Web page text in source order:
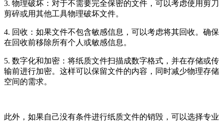
3. 物理破坏：对于不需要完全保密的文件，可以考虑使用剪刀
剪碎或用其他工具物理破坏文件。
4. 回收：如果文件不包含敏感信息，可以考虑将其回收。确保
在回收前移除所有个人或敏感信息。
5. 数字化和加密：将纸质文件扫描成数字格式，并在存储或传
输前进行加密。这样可以保留文件的内容，同时减少物理存储
空间的需求。
此外，如果自己没有条件进行纸质文件的销毁，可以选择专业